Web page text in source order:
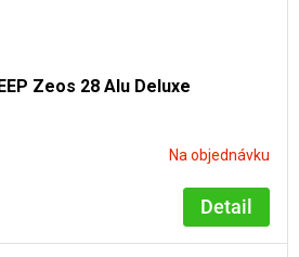
Zeos 28 Alu Deluxe
Na objednávku
Detail